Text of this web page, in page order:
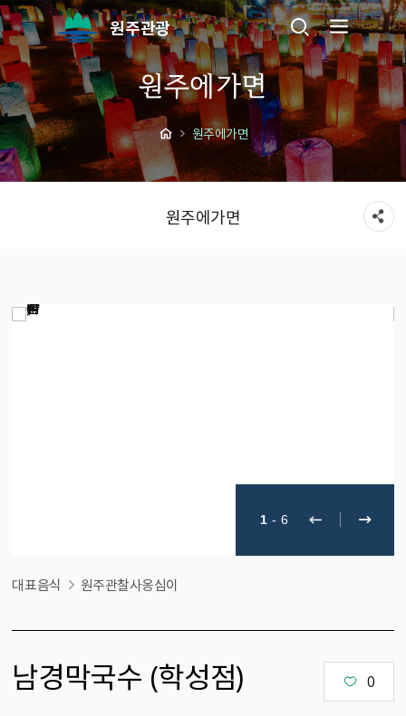
원주관광
원주에가면
원주에가면
원주에가면
1 - 6
대표음식 원주관찰사옹심이
남경막국수 (학성점) 0